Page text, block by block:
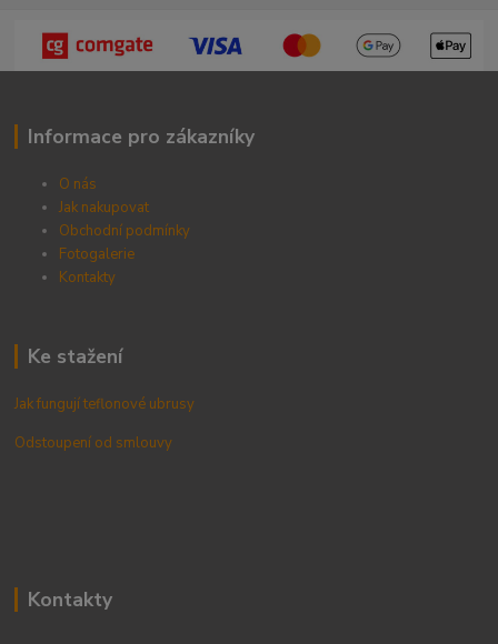
Informace pro zákazníky
O nás
Jak nakupovat
Obchodní podmínky
Fotogalerie
Kontakty
Ke stažení
Jak fungují teflonové ubrusy
Odstoupení od smlouvy
Kontakty